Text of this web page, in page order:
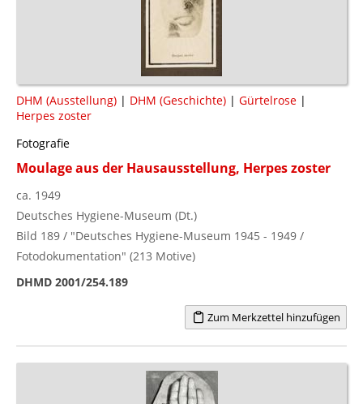
DHM (Ausstellung) | DHM (Geschichte) | Gürtelrose |
Herpes zoster
Fotografie
Moulage aus der Hausausstellung, Herpes zoster
ca. 1949
Deutsches Hygiene-Museum (Dt.)
Bild 189 / "Deutsches Hygiene-Museum 1945 - 1949 /
Fotodokumentation" (213 Motive)
DHMD 2001/254.189
Zum Merkzettel hinzufügen